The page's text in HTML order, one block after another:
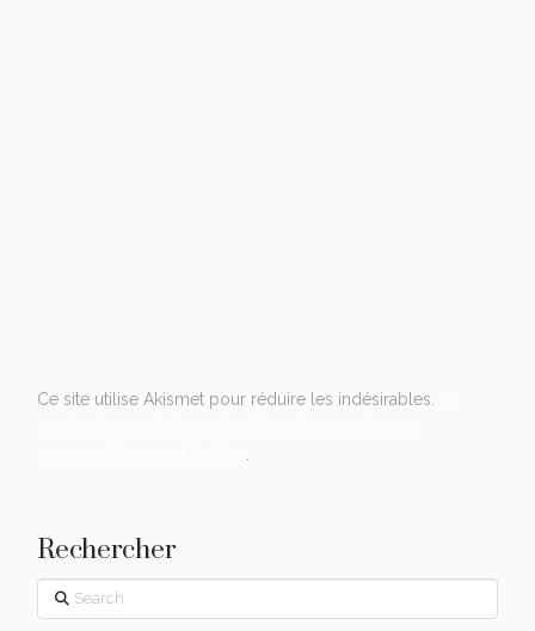
Ce site utilise Akismet pour réduire les indésirables.
.
Rechercher
Search